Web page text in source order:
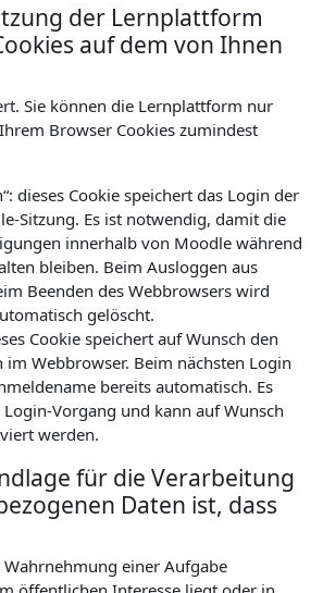
der Lernplattform
auf dem von Ihnen
Sie können die Lernplattform nur
Browser Cookies zumindest
dieses Cookie speichert das Login der
Sitzung. Es ist notwendig, damit die
innerhalb von Moodle während
bleiben. Beim Ausloggen aus
Beenden des Webbrowsers wird
gelöscht.
Cookie speichert auf Wunsch den
im Webbrowser. Beim nächsten Login
bereits automatisch. Es
Vorgang und kann auf Wunsch
werden.
für die Verarbeitung
Daten ist, dass
einer Aufgabe